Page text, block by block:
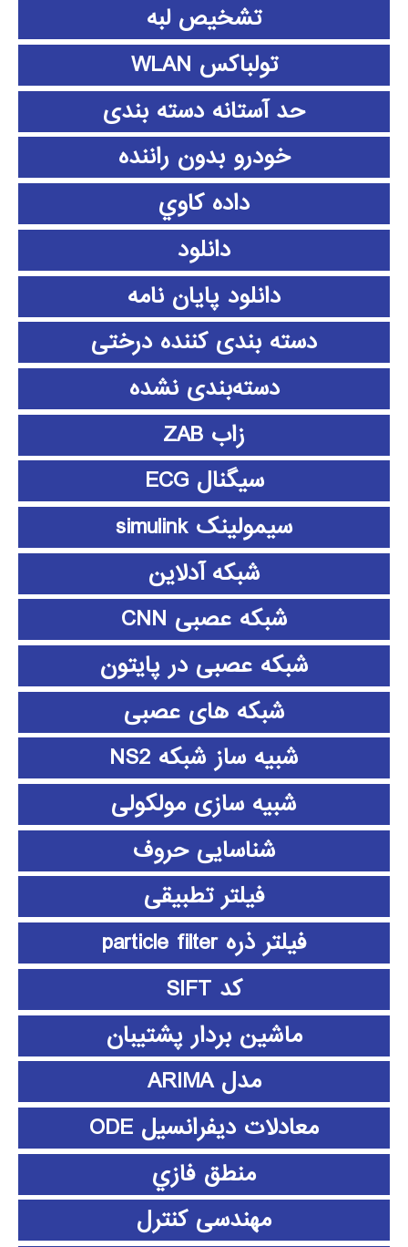
تشخیص لبه
تولباکس WLAN
حد آستانه دسته بندی
خودرو بدون راننده
داده كاوي
دانلود
دانلود پايان نامه
دسته بندی کننده درختی
دسته‌بندی نشده
زاب ZAB
سیگنال ECG
سیمولینک simulink
شبکه آدلاین
شبکه عصبی CNN
شبکه عصبی در پایتون
شبکه های عصبی
شبیه ساز شبکه NS2
شبیه سازی مولکولی
شناسایی حروف
فیلتر تطبیقی
فیلتر ذره particle filter
کد SIFT
ماشین بردار پشتیبان
مدل ARIMA
معادلات دیفرانسیل ODE
منطق فازي
مهندسی کنترل